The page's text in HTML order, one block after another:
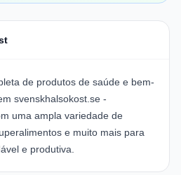
de produtos de saúde e bem-
svenskhalsokost.se -
uma ampla variedade de
e muito mais para
e produtiva.